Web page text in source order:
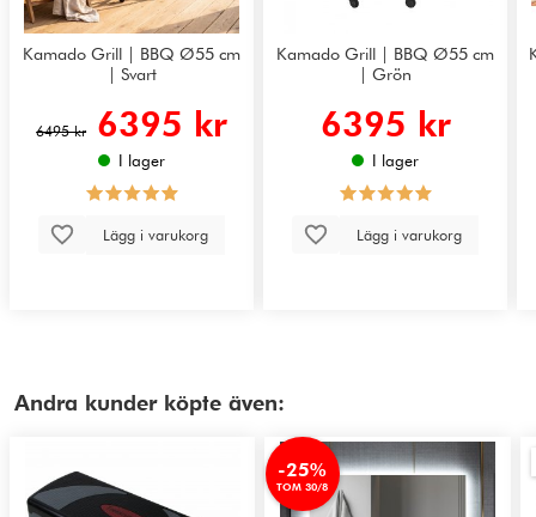
Kamado Grill | BBQ Ø55 cm
| Svart
6495 kr 6395 kr
I lager
Lägg i varukorg
Kamado Grill | BBQ Ø55 cm
| Grön
6395 kr
I lager
Lägg i varukorg
Andra kunder köpte även:
-25%
TOM 30/8